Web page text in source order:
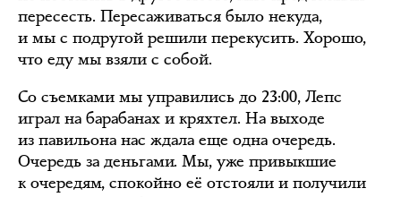
пересесть. Пересаживаться было некуда,
и мы с подругой решили перекусить. Хорошо,
что еду мы взяли с собой.
Со съемками мы управились до 23:00, Лепс
играл на барабанах и кряхтел. На выходе
из павильона нас ждала еще одна очередь.
Очередь за деньгами. Мы, уже привыкшие
к очередям, спокойно её отстояли и получили